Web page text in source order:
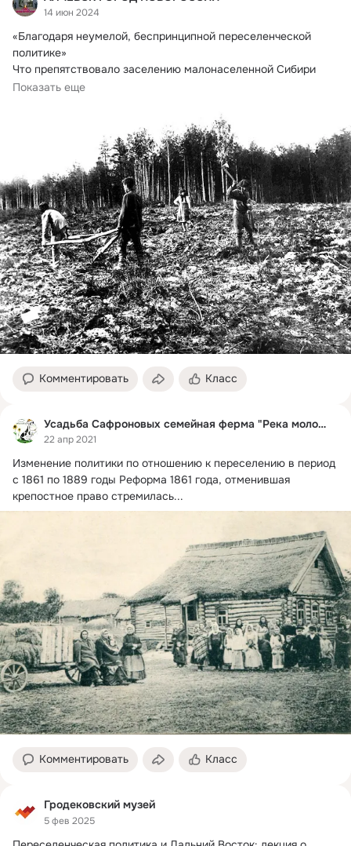
14 июн 2024
«Благодаря неумелой, беспринципной переселенческой
политике»
Что препятствовало заселению малонаселенной Сибири
В 1889 году, после...
Показать еще
Комментировать Класс
Усадьба Сафроновых семейная ферма "Река молока"
22 апр 2021
Изменение политики по отношению к переселению в период
с 1861 по 1889 годы Реформа 1861 года, отменившая
крепостное право стремилась...
Комментировать Класс
Гродековский музей
5 фев 2025